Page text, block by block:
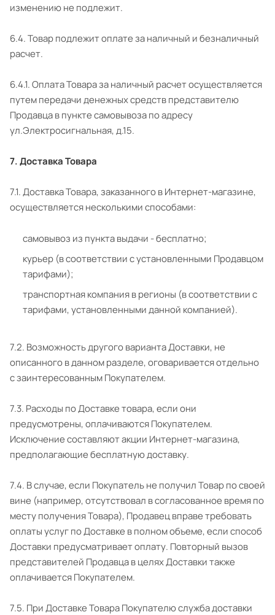
изменению не подлежит.
6.4. Товар подлежит оплате за наличный и безналичный
расчет.
6.4.1. Оплата Товара за наличный расчет осуществляется
путем передачи денежных средств представителю
Продавца в пункте самовывоза по адресу
ул.Электросигнальная, д.15.
7. Доставка Товара
7.1. Доставка Товара, заказанного в Интернет-магазине,
осуществляется несколькими способами:
самовывоз из пункта выдачи - бесплатно;
курьер (в соответствии с установленными Продавцом
тарифами);
транспортная компания в регионы (в соответствии с
тарифами, установленными данной компанией).
7.2. Возможность другого варианта Доставки, не
описанного в данном разделе, оговаривается отдельно
с заинтересованным Покупателем.
7.3. Расходы по Доставке товара, если они
предусмотрены, оплачиваются Покупателем.
Исключение составляют акции Интернет-магазина,
предполагающие бесплатную доставку.
7.4. В случае, если Покупатель не получил Товар по своей
вине (например, отсутствовал в согласованное время по
месту получения Товара), Продавец вправе требовать
оплаты услуг по Доставке в полном объеме, если способ
Доставки предусматривает оплату. Повторный вызов
представителей Продавца в целях Доставки также
оплачивается Покупателем.
7.5. При Доставке Товара Покупателю служба доставки